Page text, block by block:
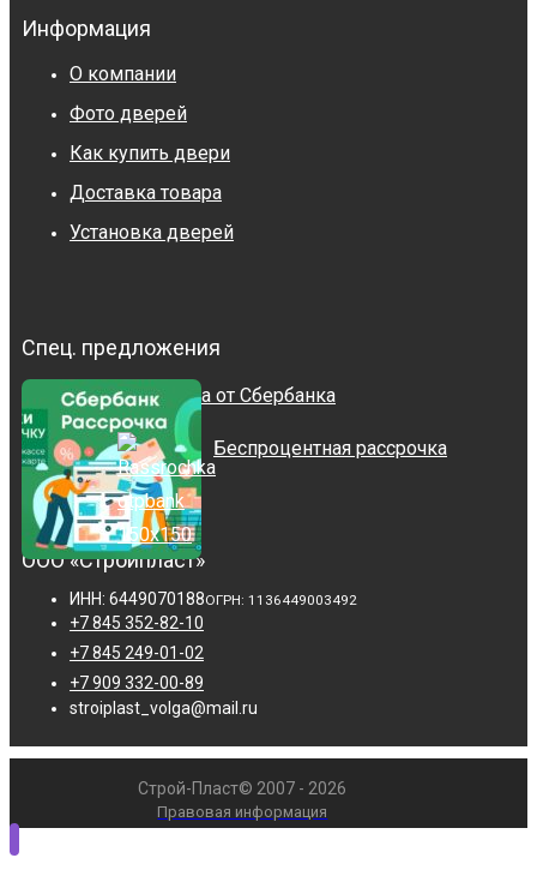
Информация
О компании
Фото дверей
Как купить двери
Доставка товара
Установка дверей
Спец. предложения
Рассрочка от Сбербанка
Беспроцентная рассрочка
ООО «Стройпласт»
ИНН: 6449070188ОГРН: 1136449003492
+7 845 352-82-10
+7 845 249-01-02
+7 909 332-00-89
stroiplast_volga@mail.ru
Строй-Пласт© 2007 - 2026
Правовая информация